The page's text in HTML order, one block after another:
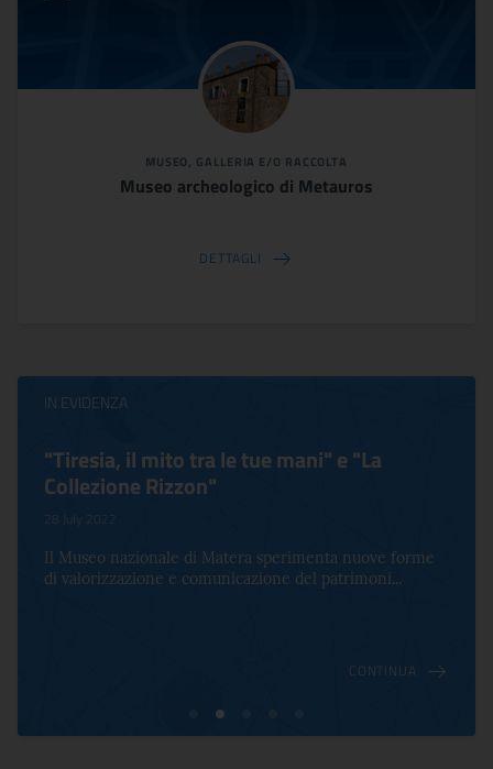
MUSEO, GALLERIA E/O RACCOLTA
Museo archeologico di Metauros
DETTAGLI
IN EVIDENZA
"Tiresia, il mito tra le tue mani" e "La
Collezione Rizzon"
28 July 2022
Il Museo nazionale di Matera sperimenta nuove forme
di valorizzazione e comunicazione del patrimoni...
CONTINUA